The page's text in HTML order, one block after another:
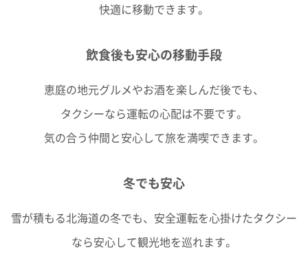
快適に移動できます。
飲食後も安心の移動手段
恵庭の地元グルメやお酒を楽しんだ後でも、
タクシーなら運転の心配は不要です。
気の合う仲間と安心して旅を満喫できます。
冬でも安心
雪が積もる北海道の冬でも、安全運転を心掛けたタクシー
なら安心して観光地を巡れます。